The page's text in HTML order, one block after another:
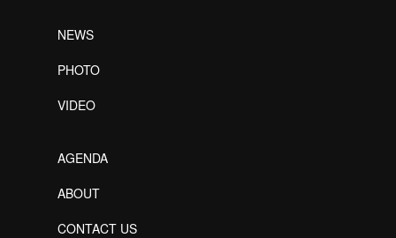
NEWS
PHOTO
VIDEO
AGENDA
ABOUT
CONTACT US